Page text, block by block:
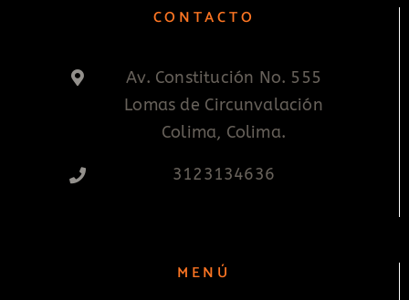
CONTACTO
Av. Constitución No. 555
Lomas de Circunvalación
Colima, Colima.
3123134636
MENÚ